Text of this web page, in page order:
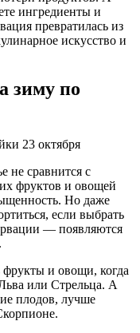
ингредиенты и
превратилась из
искусство и
зиму по
не сравнится с
фруктов и овощей
Но даже
если выбрать
— появляются
фрукты и овощи, когда
или Стрельца. А
плодов, лучше